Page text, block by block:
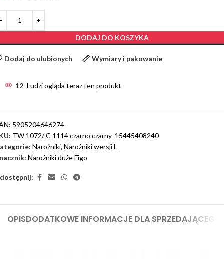
DODAJ DO KOSZYKA
Dodaj do ulubionych Wymiary i pakowanie
12 Ludzi ogląda teraz ten produkt
5905204646274
TW 1072/ C 1114 czarno czarny_15445408240
Narożniki, Narożniki wersji L
Narożniki duże Figo
OPISDODATKOWE INFORMACJE DLA SPRZEDAJĄCEGO